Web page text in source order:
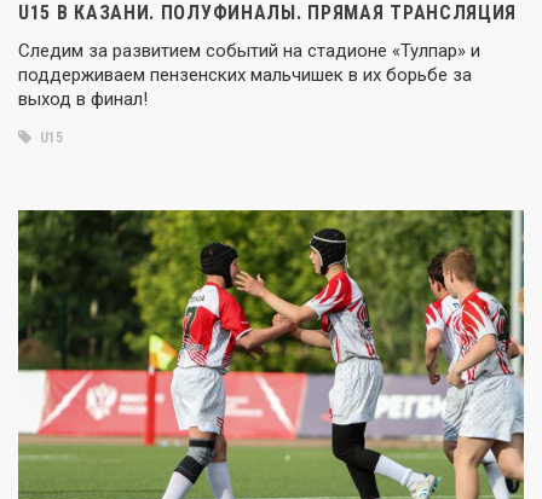
U15 В КАЗАНИ. ПОЛУФИНАЛЫ. ПРЯМАЯ ТРАНСЛЯЦИЯ
Следим за развитием событий на стадионе «Тулпар» и
поддерживаем пензенских мальчишек в их борьбе за
выход в финал!
U15